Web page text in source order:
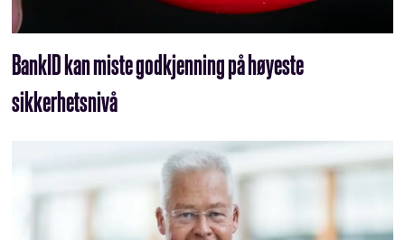
BankID kan miste godkjenning på høyeste
sikkerhetsnivå